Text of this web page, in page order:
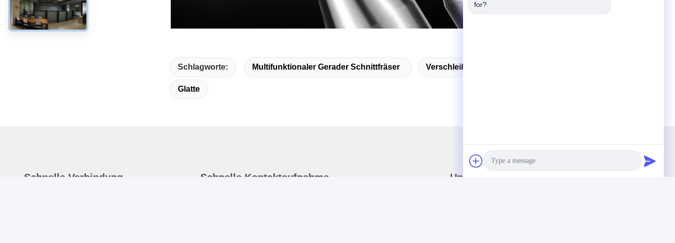
Schlagworte: Multifunktionaler Gerader Schnittfräser Verschleißschutz-Fräser Mit Gerader Kante
Glatte
Schnelle Verbindung Schnelle Kontaktaufnahme Unser Newsletter
for?